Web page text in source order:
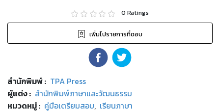
0 Ratings
เพิ่มไปรายการที่ชอบ
สำนักพิมพ์: TPA Press
ผู้แต่ง : สำนักพิมพ์ภาษาและวัฒนธรรม
หมวดหมู่: คู่มือเตรียมสอบ, เรียนภาษา